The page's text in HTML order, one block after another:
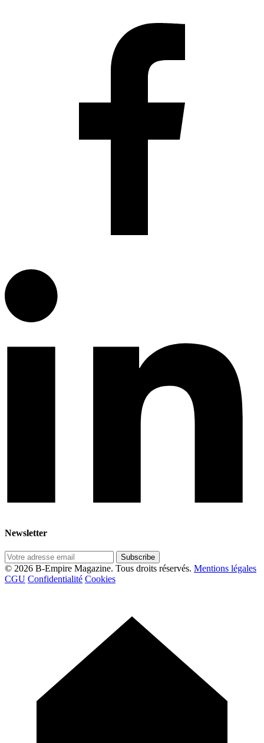
Newsletter
Subscribe
© 2026 B-Empire Magazine. Tous droits réservés. Mentions légales
CGU Confidentialité Cookies